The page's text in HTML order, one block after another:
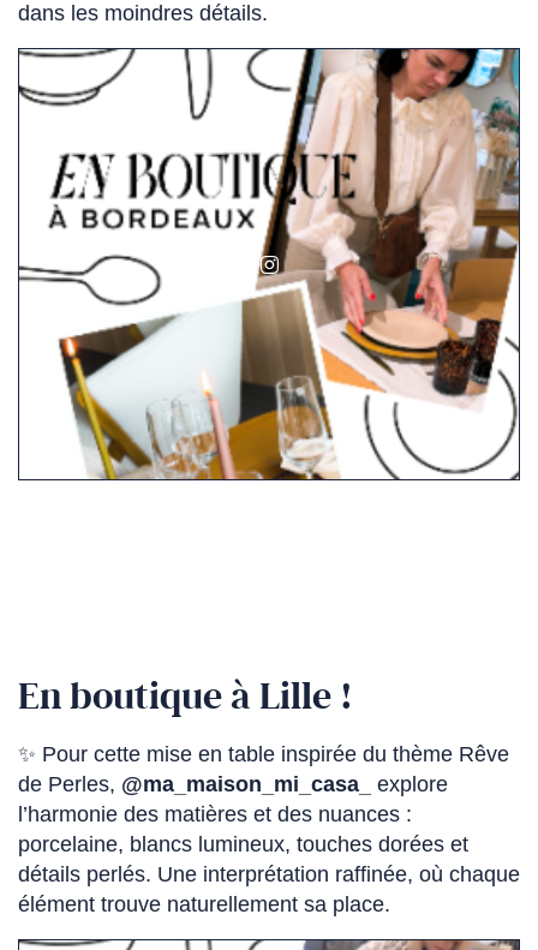
onglet)
dans les moindres détails.
(Ce
s'ouvre
nouvel
onglet)
En boutique à Lille !
✨ Pour cette mise en table inspirée du thème Rêve
de Perles, @ma_maison_mi_casa_
(Ce
lien
s'ouvre
dans
un
nouvel
explore
l’harmonie des matières et des nuances :
porcelaine, blancs lumineux, touches dorées et
détails perlés. Une interprétation raffinée, où chaque
élément trouve naturellement sa place.